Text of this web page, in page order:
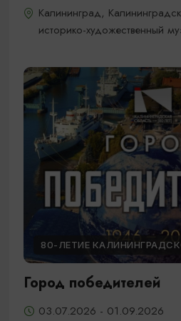
Калининград,
историко-художественный
80-ЛЕТИЕ
Город победителей
03.07.2026 - 01.09.2026